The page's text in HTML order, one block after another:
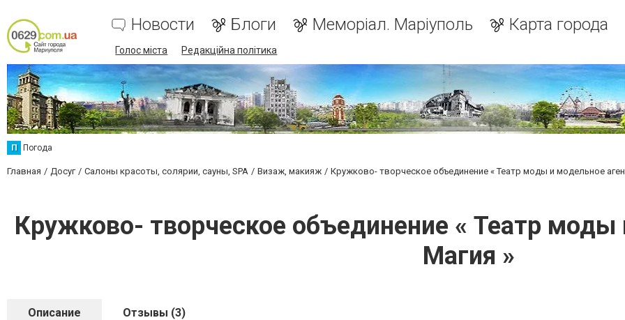
Новости Блоги Меморіал. Маріуполь Карта города
Голос міста Редакційна політика
П Погода
Главная Досуг Салоны красоты, солярии, сауны, SPA Визаж, макияж Кружково- творческое объединение « Театр моды и модельное
Кружково- творческое объединение « Театр моды
Магия »
Описание Отзывы (3)